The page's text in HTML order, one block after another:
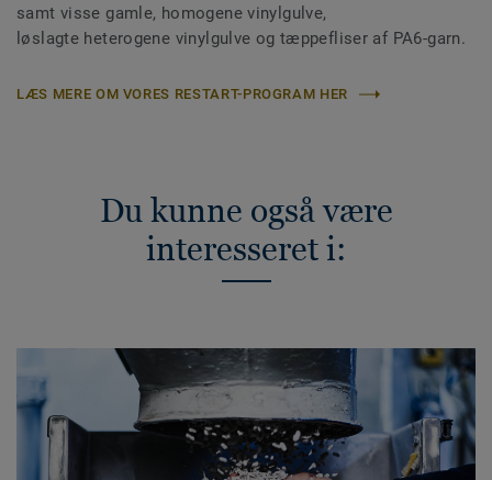
samt visse gamle, homogene vinylgulve,
løslagte heterogene vinylgulve og tæppefliser af PA6-garn.
LÆS MERE OM VORES RESTART-PROGRAM HER
Du kunne også være
interesseret i: